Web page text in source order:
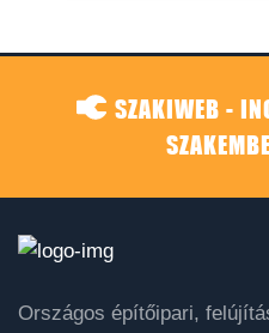
SZAKIWEB -
Országos építőipari,